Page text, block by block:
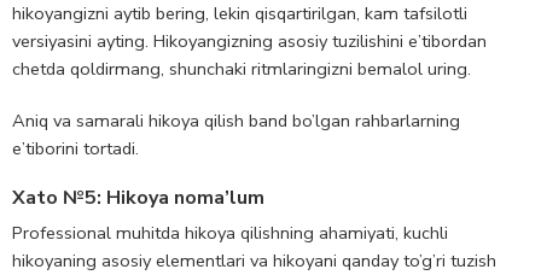
hikoyangizni aytib bering, lekin qisqartirilgan, kam tafsilotli
versiyasini ayting. Hikoyangizning asosiy tuzilishini e’tibordan
chetda qoldirmang, shunchaki ritmlaringizni bemalol uring.
Aniq va samarali hikoya qilish band bo’lgan rahbarlarning
e’tiborini tortadi.
Xato №5: Hikoya noma’lum
Professional muhitda hikoya qilishning ahamiyati, kuchli
hikoyaning asosiy elementlari va hikoyani qanday to’g’ri tuzish